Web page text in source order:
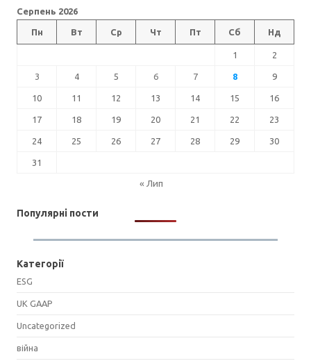
Серпень 2026
Пн Вт Ср Чт Пт Сб Нд
1 2
3 4 5 6 7 8 9
10 11 12 13 14 15 16
17 18 19 20 21 22 23
24 25 26 27 28 29 30
31
« Лип
Популярні пости
Категорії
ESG
UK GAAP
Uncategorized
війна